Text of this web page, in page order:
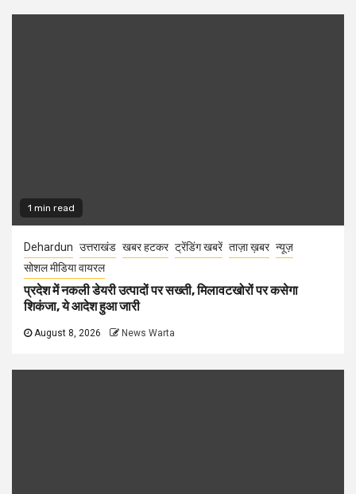
1 min read
Dehardun उत्तराखंड खबर हटकर ट्रेंडिंग खबरें ताज़ा ख़बर न्यूज़
सोशल मीडिया वायरल
प्रदेश में नकली डेयरी उत्पादों पर सख्ती, मिलावटखोरों पर कसेगा
शिकंजा, ये आदेश हुआ जारी
August 8, 2026 News Warta